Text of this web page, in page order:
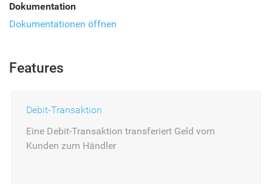
Dokumentation
Dokumentationen öffnen
Features
Debit-Transaktion
Eine Debit-Transaktion transferiert Geld vom
Kunden zum Händler